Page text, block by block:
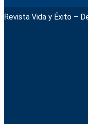
Revista Vida y Éxito –